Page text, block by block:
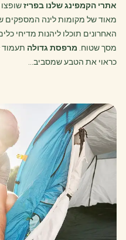
אתרי הקמפינג שלנו בפריזשופצו
מאוד של מקומות לינה המספקים
האחרונים תוכלו ליהנות מדיחי
מסך שטוח. מרפסת גדולה תעמוד
כראוי את הטבע שמסביב…